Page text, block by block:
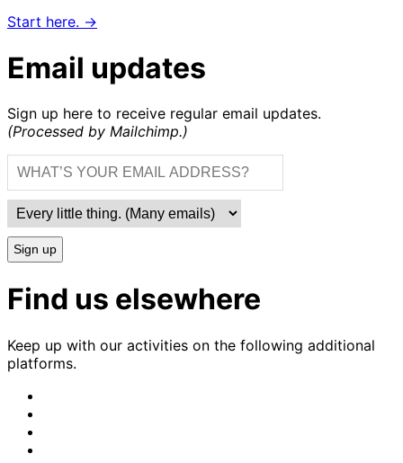
Start here. →
Email updates
Sign up here to receive regular email updates.
(Processed by Mailchimp.)
Sign up
Find us elsewhere
Keep up with our activities on the following additional
platforms.